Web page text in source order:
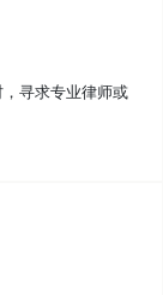
寻求专业律师或